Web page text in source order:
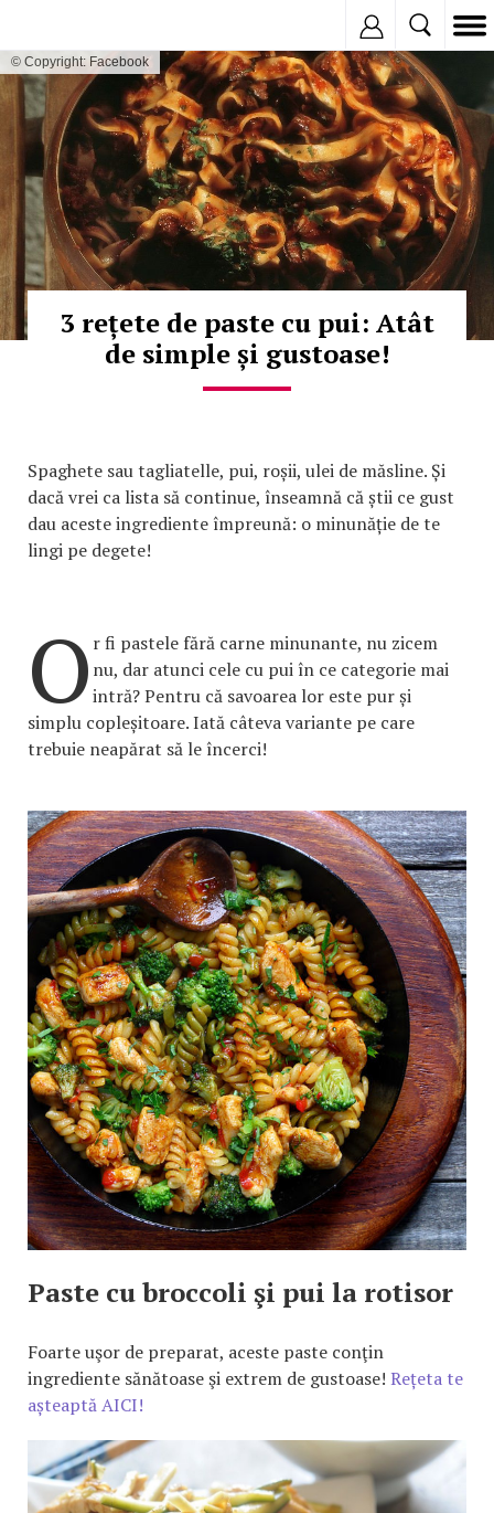
© Copyright: Facebook
3 rețete de paste cu pui: Atât
de simple și gustoase!
Spaghete sau tagliatelle, pui, roșii, ulei de măsline. Și
dacă vrei ca lista să continue, înseamnă că știi ce gust
dau aceste ingrediente împreună: o minunăție de te
lingi pe degete!
O r fi pastele fără carne minunante, nu zicem
nu, dar atunci cele cu pui în ce categorie mai
intră? Pentru că savoarea lor este pur și
simplu copleșitoare. Iată câteva variante pe care
trebuie neapărat să le încerci!
Paste cu broccoli şi pui la rotisor
Foarte uşor de preparat, aceste paste conţin
ingrediente sănătoase şi extrem de gustoase! Rețeta te
așteaptă AICI!